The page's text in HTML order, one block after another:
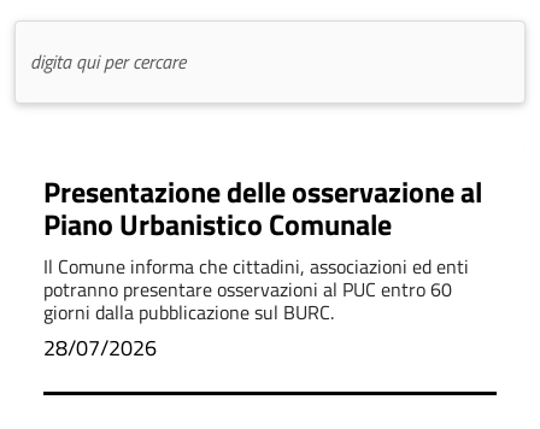
Presentazione delle osservazione al
Piano Urbanistico Comunale
Il Comune informa che cittadini, associazioni ed enti
potranno presentare osservazioni al PUC entro 60
giorni dalla pubblicazione sul BURC.
28/07/2026